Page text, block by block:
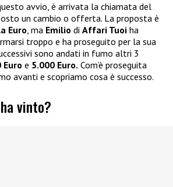
avvio, è arrivata la chiamata del
un cambio o offerta. La proposta è
Euro, ma Emilio di Affari Tuoi ha
troppo e ha proseguito per la sua
sono andati in fumo altri 3
Euro e 5.000 Euro. Com’è proseguita
avanti e scopriamo cosa è successo.
vinto?